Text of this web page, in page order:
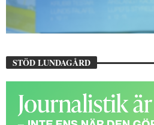
STÖD LUNDAGÅRD